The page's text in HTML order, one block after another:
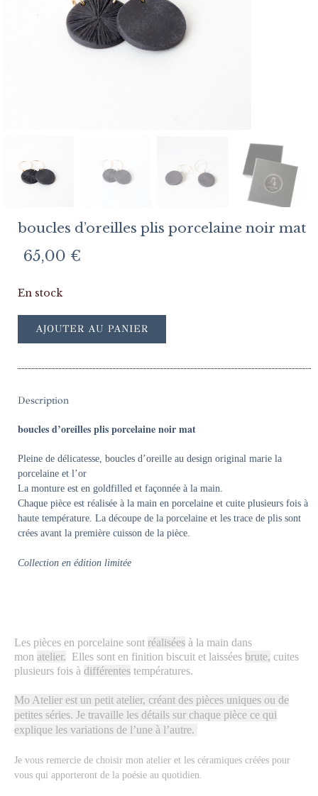
boucles d’oreilles plis porcelaine noir mat
65,00 €
En stock
AJOUTER AU PANIER
Description
boucles d’oreilles plis porcelaine noir mat
Pleine de délicatesse, boucles d’oreille au design original marie la
porcelaine et l’or
La monture est en goldfilled et façonnée à la main.
Chaque pièce est réalisée à la main en porcelaine et cuite plusieurs fois à
haute température. La découpe de la porcelaine et les trace de plis sont
crées avant la première cuisson de la pièce.
Collection en édition limitée
Les pièces en porcelaine sont réalisées à la main dans
mon atelier. Elles sont en finition biscuit et laissées brute, cuites
plusieurs fois à différentes températures.
Mo Atelier est un petit atelier, créant des pièces uniques ou de
petites séries. Je travaille les détails sur chaque pièce ce qui
explique les variations de l’une à l’autre.
Je vous remercie de choisir mon atelier et les céramiques créées pour
vous qui apporteront de la poésie au quotidien.